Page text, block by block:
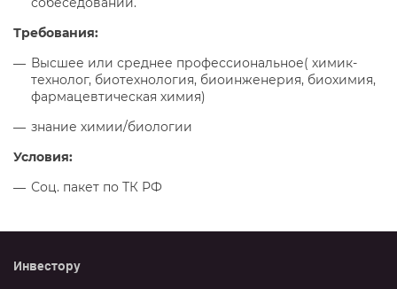
Требования:
Высшее или среднее профессиональное( химик-
технолог, биотехнология, биоинженерия, биохимия,
фармацевтическая химия)
знание химии/биологии
Условия:
Соц. пакет по ТК РФ
Инвестору